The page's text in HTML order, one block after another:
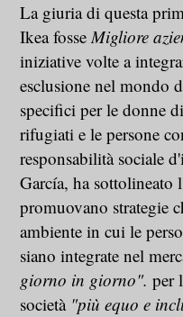
La giuria di questa
Ikea fosseMigliore
iniziative volte a
esclusione nel mondo
specifici per le donne
rifugiati e le persone
responsabilità sociale
García, ha sottolineato
promuovano strategie
ambiente in cui le
siano integrate nel
giorno in giorno". per
società"più equo e